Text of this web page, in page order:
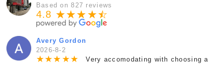
Based on 827 reviews
4.8 ★★★★★
☆
Avery Gordon
2026-8-2
★★★ ★★
Very accomodating with choosing a